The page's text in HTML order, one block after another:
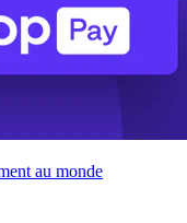
au monde